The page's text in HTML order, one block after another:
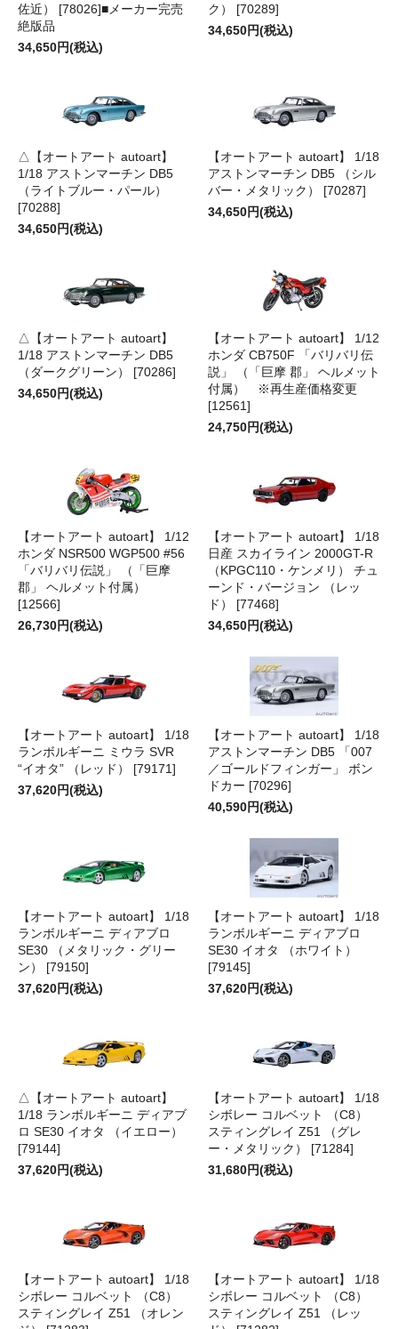
佐近） [78026]■メーカー完売
絶版品
34,650円(税込)
ク） [70289]
34,650円(税込)
△【オートアート autoart】
1/18 アストンマーチン DB5
（ライトブルー・パール）
[70288]
34,650円(税込)
【オートアート autoart】 1/18
アストンマーチン DB5 （シル
バー・メタリック） [70287]
34,650円(税込)
△【オートアート autoart】
1/18 アストンマーチン DB5
（ダークグリーン） [70286]
34,650円(税込)
【オートアート autoart】 1/12
ホンダ CB750F 「バリバリ伝
説」 （「巨摩 郡」 ヘルメット
付属） ※再生産価格変更
[12561]
24,750円(税込)
【オートアート autoart】 1/12
ホンダ NSR500 WGP500 #56
「バリバリ伝説」 （「巨摩
郡」 ヘルメット付属）
[12566]
26,730円(税込)
【オートアート autoart】 1/18
日産 スカイライン 2000GT-R
（KPGC110・ケンメリ） チュ
ーンド・バージョン （レッ
ド） [77468]
34,650円(税込)
【オートアート autoart】 1/18
ランボルギーニ ミウラ SVR
“イオタ” （レッド） [79171]
37,620円(税込)
【オートアート autoart】 1/18
アストンマーチン DB5 「007
／ゴールドフィンガー」 ボン
ドカー [70296]
40,590円(税込)
【オートアート autoart】 1/18
ランボルギーニ ディアブロ
SE30 （メタリック・グリー
ン） [79150]
37,620円(税込)
【オートアート autoart】 1/18
ランボルギーニ ディアブロ
SE30 イオタ （ホワイト）
[79145]
37,620円(税込)
△【オートアート autoart】
1/18 ランボルギーニ ディアブ
ロ SE30 イオタ （イエロー）
[79144]
37,620円(税込)
【オートアート autoart】 1/18
シボレー コルベット （C8）
スティングレイ Z51 （グレ
ー・メタリック） [71284]
31,680円(税込)
【オートアート autoart】 1/18
シボレー コルベット （C8）
スティングレイ Z51 （オレン
【オートアート autoart】 1/18
シボレー コルベット （C8）
スティングレイ Z51 （レッ